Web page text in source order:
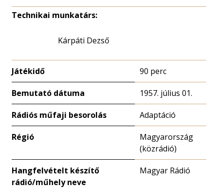
Technikai munkatárs:
Kárpáti Dezső
Játékidő 90 perc
Bemutató dátuma 1957. július 01.
Rádiós műfaji besorolás Adaptáció
Régió
Magyarország
(közrádió)
Hangfelvételt készítő
rádió/műhely neve
Magyar Rádió